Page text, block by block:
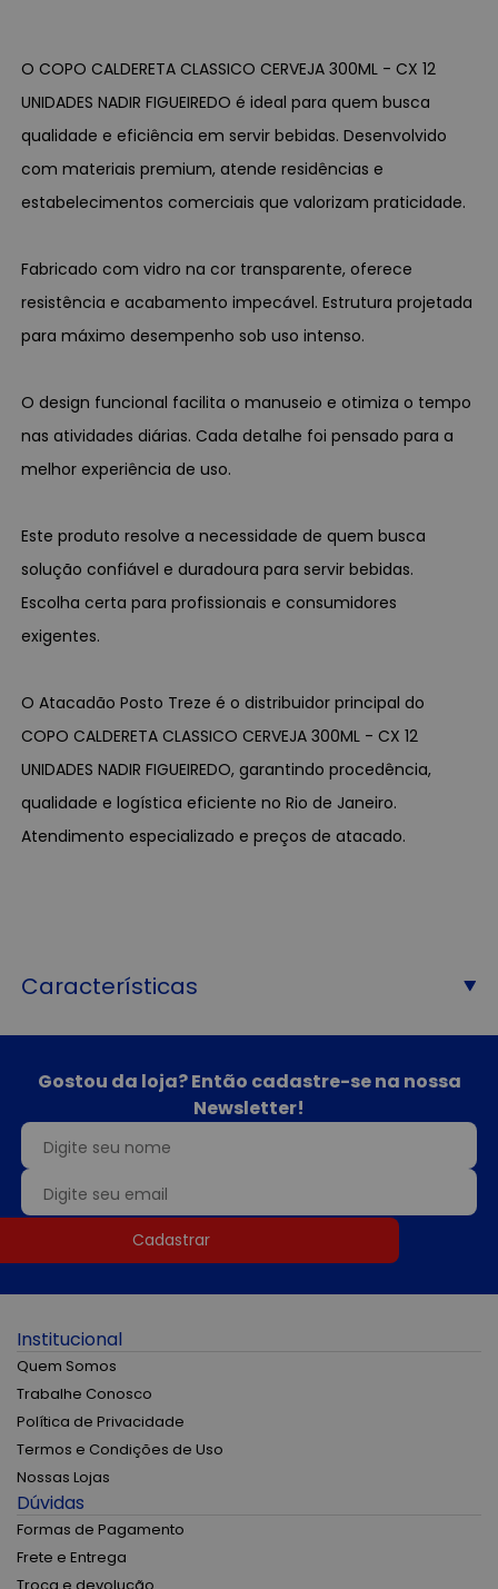
O COPO CALDERETA CLASSICO CERVEJA 300ML - CX 12
UNIDADES NADIR FIGUEIREDO é ideal para quem busca
qualidade e eficiência em servir bebidas. Desenvolvido
com materiais premium, atende residências e
estabelecimentos comerciais que valorizam praticidade.
Fabricado com vidro na cor transparente, oferece
resistência e acabamento impecável. Estrutura projetada
para máximo desempenho sob uso intenso.
O design funcional facilita o manuseio e otimiza o tempo
nas atividades diárias. Cada detalhe foi pensado para a
melhor experiência de uso.
Este produto resolve a necessidade de quem busca
solução confiável e duradoura para servir bebidas.
Escolha certa para profissionais e consumidores
exigentes.
O Atacadão Posto Treze é o distribuidor principal do
COPO CALDERETA CLASSICO CERVEJA 300ML - CX 12
UNIDADES NADIR FIGUEIREDO, garantindo procedência,
qualidade e logística eficiente no Rio de Janeiro.
Atendimento especializado e preços de atacado.
Características
Gostou da loja? Então cadastre-se na nossa
Newsletter!
Cadastrar
Institucional
Quem Somos
Trabalhe Conosco
Política de Privacidade
Termos e Condições de Uso
Nossas Lojas
Dúvidas
Formas de Pagamento
Frete e Entrega